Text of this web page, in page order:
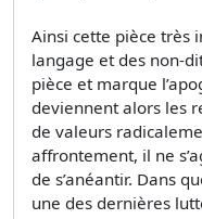
Ainsi cette pièce très
langage et des non-
pièce et marque
deviennent alors les
de valeurs
affrontement, il ne
de s’anéantir. Dans
une des dernières